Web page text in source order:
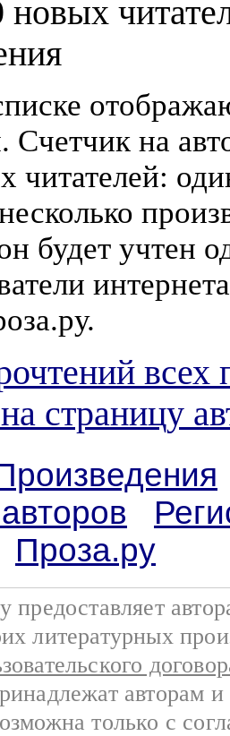
новых
Счетчик на
читателей:
будет учтен
всех
страницу
Проза.ру
предоставляет
литературных
авторам
только с